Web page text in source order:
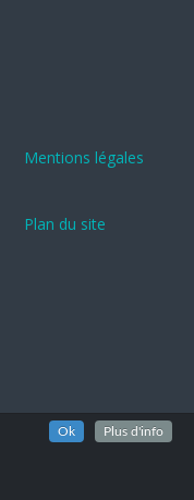
Mentions légales
Plan du site
Ok Plus d'info